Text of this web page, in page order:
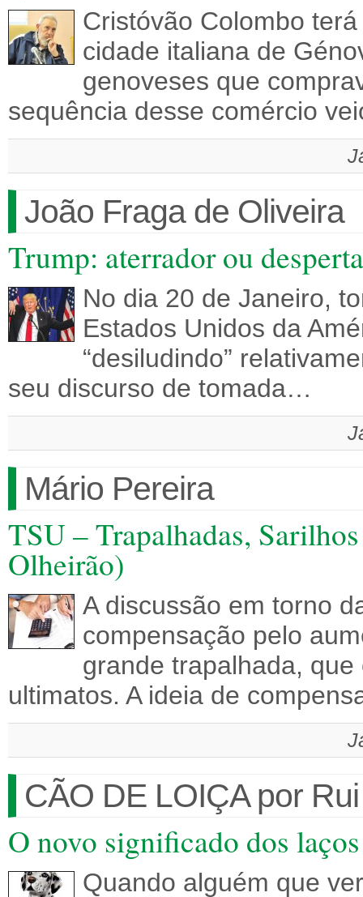
Cristóvão Colombo
cidade italiana de
genoveses que
sequência desse comércio
João Fraga de Oliveira
Trump: aterrador ou
No dia 20 de Janeiro,
Estados Unidos da
“desiludindo”
seu discurso de tomada…
Mário Pereira
TSU – Trapalhadas,
Olheirão)
A discussão em torno
compensação pelo
grande trapalhada,
ultimatos. A ideia de
CÃO DE LOIÇA por
O novo significado dos
Quando alguém que